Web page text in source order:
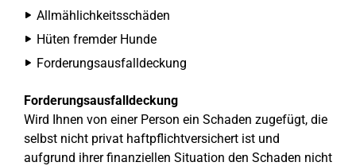
Allmählichkeitsschäden
Hüten fremder Hunde
Forderungsausfalldeckung
Forderungsausfalldeckung
Wird Ihnen von einer Person ein Schaden zugefügt, die
selbst nicht privat haftpflichtversichert ist und
aufgrund ihrer finanziellen Situation den Schaden nicht